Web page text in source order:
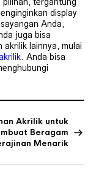
display
Anda,
juga bisa
akrilik lainnya, mulai
. Anda bisa
Akrilik untuk
Beragam
Menarik